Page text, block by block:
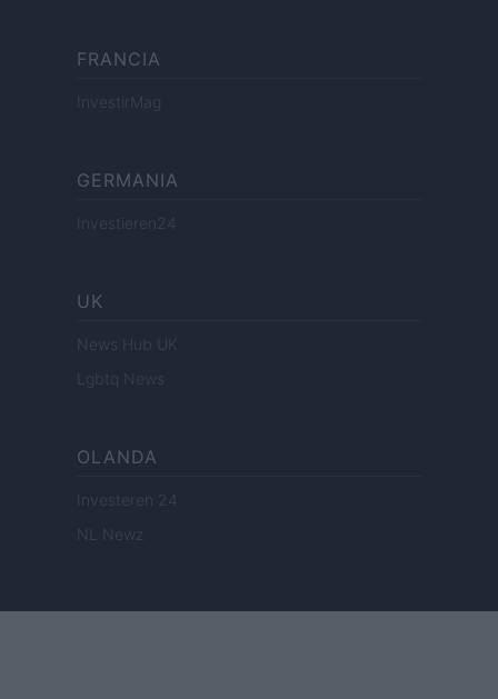
FRANCIA
InvestirMag
GERMANIA
Investieren24
UK
News Hub UK
Lgbtq News
OLANDA
Investeren 24
NL Newz